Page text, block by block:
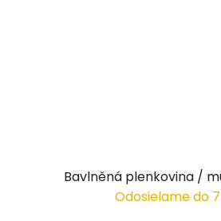
Bavlněná plenkovina /
Odosielame do